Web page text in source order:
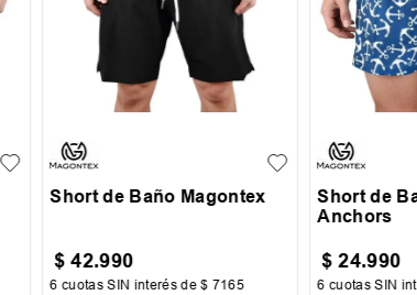
L
M XL XXL
Short de Baño Magontex
$ 42.990
6 cuotas SIN interés de$ 7165
M
Short de
Anchors
$ 24.990
6 cuotas SIN